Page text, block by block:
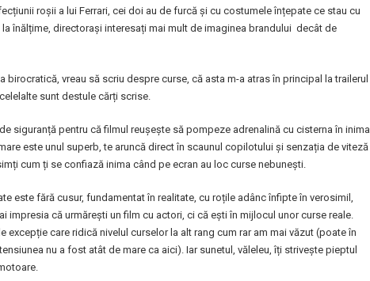
roșii a lui Ferrari, cei doi au de furcă și cu costumele înțepate ce stau cu
înălțime, directorași interesați mai mult de imaginea brandului decât de
birocratică, vreau să scriu despre curse, că asta m-a atras în principal la trailerul
sunt destule cărți scrise.
siguranță pentru că filmul reușește să pompeze adrenalină cu cisterna în inima
este unul superb, te aruncă direct în scaunul copilotului și senzația de viteză
cum ți se confiază inima când pe ecran au loc curse nebunești.
este fără cusur, fundamentat în realitate, cu roțile adânc înfipte în verosimil,
impresia că urmărești un film cu actori, ci că ești în mijlocul unor curse reale.
excepție care ridică nivelul curselor la alt rang cum rar am mai văzut (poate în
nu a fost atât de mare ca aici). Iar sunetul, văleleu, îți strivește pieptul